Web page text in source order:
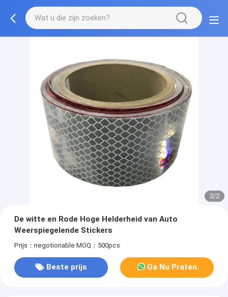
2/2
De witte en Rode Hoge Helderheid van Auto
Weerspiegelende Stickers
Prijs：negotionable MOQ：500pcs
Beste prijs Ga Nu Praten.